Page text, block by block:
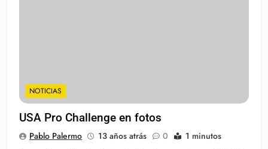
NOTICIAS
USA Pro Challenge en fotos
Pablo Palermo 13 años atrás 0 1 minutos